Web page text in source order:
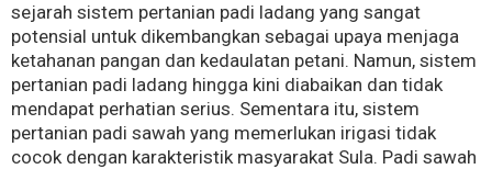
sejarah sistem pertanian padi ladang yang sangat
potensial untuk dikembangkan sebagai upaya menjaga
ketahanan pangan dan kedaulatan petani. Namun, sistem
pertanian padi ladang hingga kini diabaikan dan tidak
mendapat perhatian serius. Sementara itu, sistem
pertanian padi sawah yang memerlukan irigasi tidak
cocok dengan karakteristik masyarakat Sula. Padi sawah